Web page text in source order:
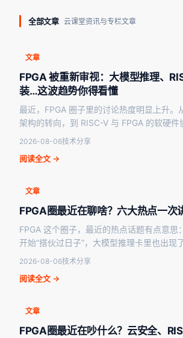
全部文章 云课堂资讯与专栏文章
文章
FPGA 被重新审视：大模型推理、
装…这波趋势你得看懂
最近，FPGA 圈子里的讨论热度明显上升。
架构的转向，到 RISC-V 与 FPGA 的软硬件
进封装产能紧俏、车规安全机制升级、…
2026-08-06技术分享
阅读全文 →
文章
FPGA圈最近在聊啥？六大热点一次
FPGA 这个圈子，最近的热点话题有点意思
开始“搭伙过日子”，大模型推理卡里也出现
国产车规 FPGA 正在闯…
2026-08-06技术分享
阅读全文 →
文章
FPGA圈最近在吵什么？云安全、